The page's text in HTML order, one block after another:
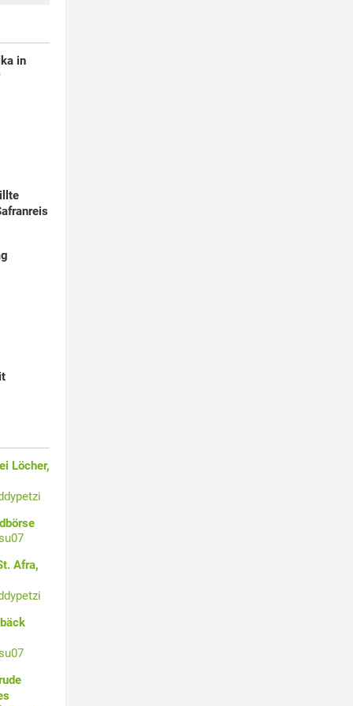
in
Löcher,
Afra,